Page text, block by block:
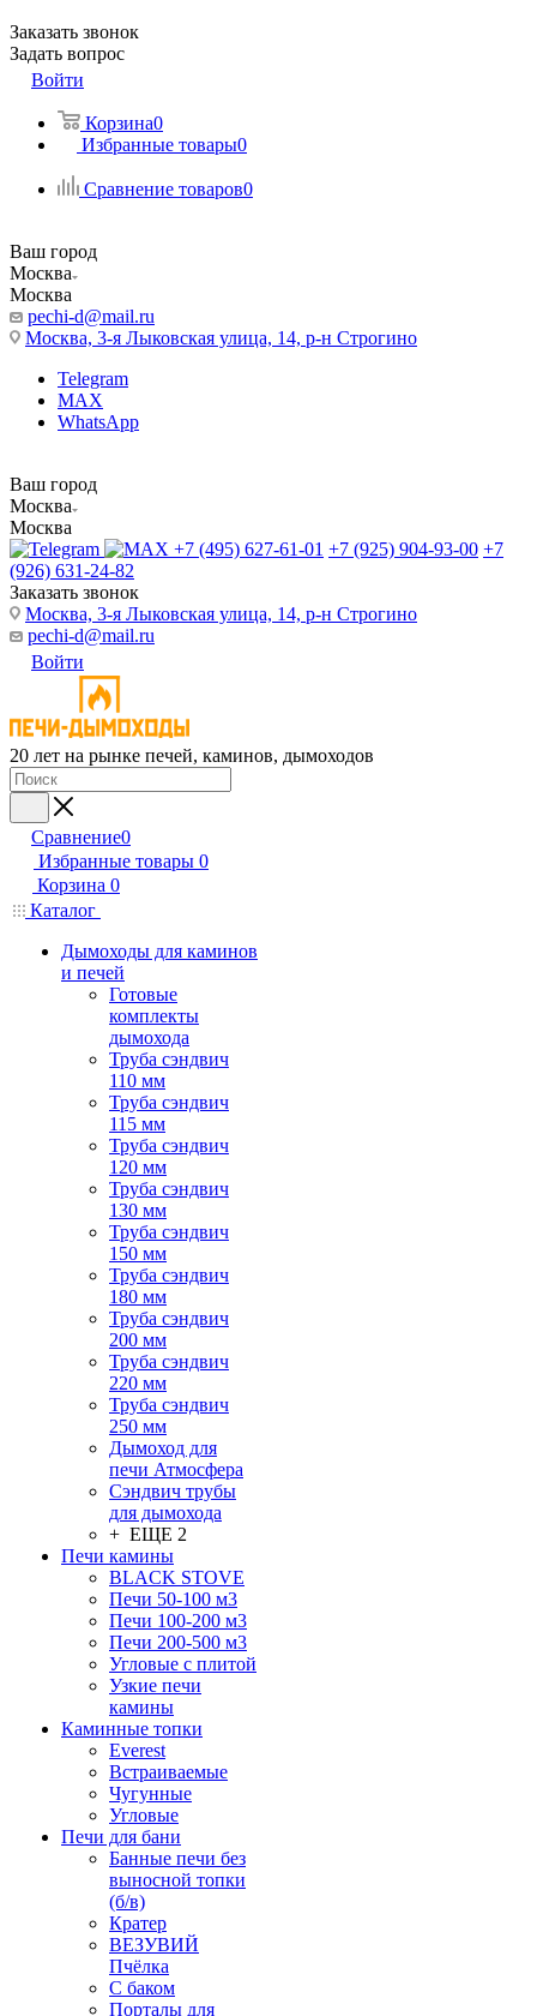
Заказать звонок
Задать вопрос
Войти
Корзина0
Избранные товары0
Сравнение товаров0
Ваш город
Москва
Москва
pechi-d@mail.ru
Москва, 3-я Лыковская улица, 14, р-н Строгино
Telegram
MAX
WhatsApp
Ваш город
Москва
Москва
+7 (495) 627-61-01 +7 (925) 904-93-00 +7
(926) 631-24-82
Заказать звонок
Москва, 3-я Лыковская улица, 14, р-н Строгино
pechi-d@mail.ru
Войти
20 лет на рынке печей, каминов, дымоходов
Сравнение0
Избранные товары 0
Корзина 0
Каталог
Дымоходы для каминов
и печей
Готовые
комплекты
дымохода
Труба сэндвич
110 мм
Труба сэндвич
115 мм
Труба сэндвич
120 мм
Труба сэндвич
130 мм
Труба сэндвич
150 мм
Труба сэндвич
180 мм
Труба сэндвич
200 мм
Труба сэндвич
220 мм
Труба сэндвич
250 мм
Дымоход для
печи Атмосфера
Сэндвич трубы
для дымохода
+ ЕЩЕ 2
Печи камины
BLACK STOVE
Печи 50-100 м3
Печи 100-200 м3
Печи 200-500 м3
Угловые с плитой
Узкие печи
камины
Каминные топки
Everest
Встраиваемые
Чугунные
Угловые
Печи для бани
Банные печи без
выносной топки
(б/в)
Кратер
ВЕЗУВИЙ
Пчёлка
С баком
Порталы для